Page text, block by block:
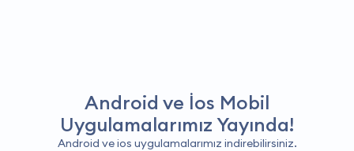
Android ve İos Mobil
Uygulamalarımız Yayında!
Android ve ios uygulamalarımız indirebilirsiniz.